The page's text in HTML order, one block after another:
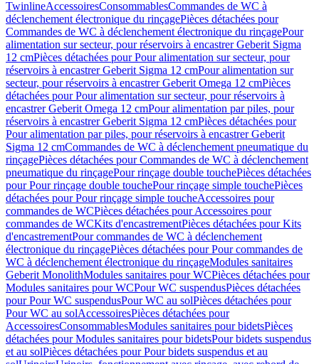
TwinlineAccessoiresConsommablesCommandes de WC à
déclenchement électronique du rinçagePièces détachées pour
Commandes de WC à déclenchement électronique du rinçagePour
alimentation sur secteur, pour réservoirs à encastrer Geberit Sigma
12 cmPièces détachées pour Pour alimentation sur secteur, pour
réservoirs à encastrer Geberit Sigma 12 cmPour alimentation sur
secteur, pour réservoirs à encastrer Geberit Omega 12 cmPièces
détachées pour Pour alimentation sur secteur, pour réservoirs à
encastrer Geberit Omega 12 cmPour alimentation par piles, pour
réservoirs à encastrer Geberit Sigma 12 cmPièces détachées pour
Pour alimentation par piles, pour réservoirs à encastrer Geberit
Sigma 12 cmCommandes de WC à déclenchement pneumatique du
rinçagePièces détachées pour Commandes de WC à déclenchement
pneumatique du rinçagePour rinçage double touchePièces détachées
pour Pour rinçage double touchePour rinçage simple touchePièces
détachées pour Pour rinçage simple toucheAccessoires pour
commandes de WCPièces détachées pour Accessoires pour
commandes de WCKits d'encastrementPièces détachées pour Kits
d'encastrementPour commandes de WC à déclenchement
électronique du rinçagePièces détachées pour Pour commandes de
WC à déclenchement électronique du rinçageModules sanitaires
Geberit MonolithModules sanitaires pour WCPièces détachées pour
Modules sanitaires pour WCPour WC suspendusPièces détachées
pour Pour WC suspendusPour WC au solPièces détachées pour
Pour WC au solAccessoiresPièces détachées pour
AccessoiresConsommablesModules sanitaires pour bidetsPièces
détachées pour Modules sanitaires pour bidetsPour bidets suspendus
et au solPièces détachées pour Pour bidets suspendus et au